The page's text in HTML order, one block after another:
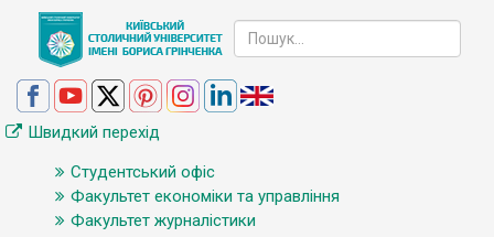
Швидкий перехід
Студентський офіс
Факультет економіки та управління
Факультет журналістики